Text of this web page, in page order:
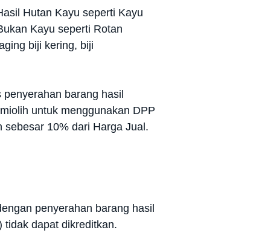
Hutan Kayu seperti Kayu
Kayu seperti Rotan
biji kering, biji
barang hasil
untuk menggunakan DPP
10% dari Harga Jual.
penyerahan barang hasil
tidak dapat dikreditkan.